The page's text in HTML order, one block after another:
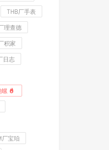
THB厂手表
理查德
积家
日志
螺
厂宝珀